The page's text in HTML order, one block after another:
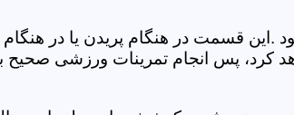
قسمت در هنگام پریدن یا در
کرد، پس انجام تمرینات ورزشی صحیح